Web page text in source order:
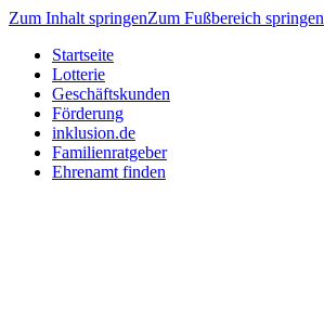
Zum Inhalt springenZum Fußbereich springen
Startseite
Lotterie
Geschäftskunden
Förderung
inklusion.de
Familienratgeber
Ehrenamt finden